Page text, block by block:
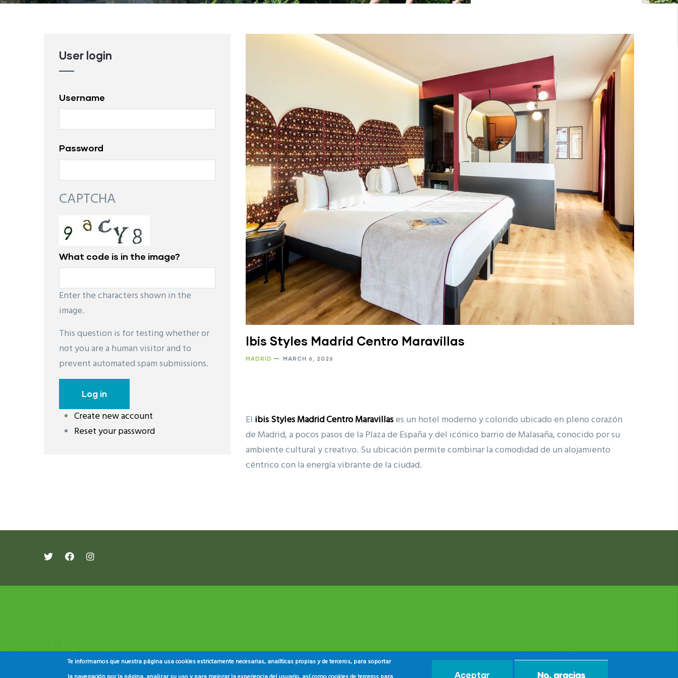
Ibis Styles Madrid Centro Maravillas
MADRID MARCH 6, 2026
El ibis Styles Madrid Centro Maravillases un hotel moderno y colorido ubicado en pleno corazón
de Madrid, a pocos pasos de la Plaza de Españay del icónico barrio de Malasaña, conocido por su
ambiente cultural y creativo. Su ubicación permite combinar la comodidad de un alojamiento
céntrico con la energía vibrante de la ciudad.
User login
Username
Password
CAPTCHA
What code is in the image?
Enter the characters shown in the
image.
This question is for testing whether or
not you are a human visitor and to
prevent automated spam submissions.
Create new account
Reset your password
Te informamos que nuestra página usa cookies estrictamente necesarias, analíticas propias y de terceros, para soportar
Aceptar No, gracias